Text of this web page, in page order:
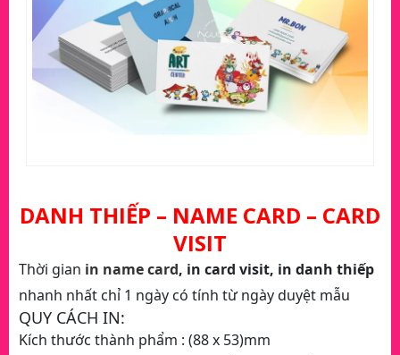
DANH THIẾP – NAME CARD – CARD
VISIT
Thời gian in name card, in card visit, in danh thiếp
nhanh nhất chỉ 1 ngày có tính từ ngày duyệt mẫu
QUY CÁCH IN:
Kích thước thành phẩm : (88 x 53)mm